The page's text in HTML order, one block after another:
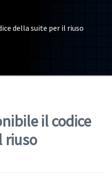
della suite per il riuso
il codice
riuso